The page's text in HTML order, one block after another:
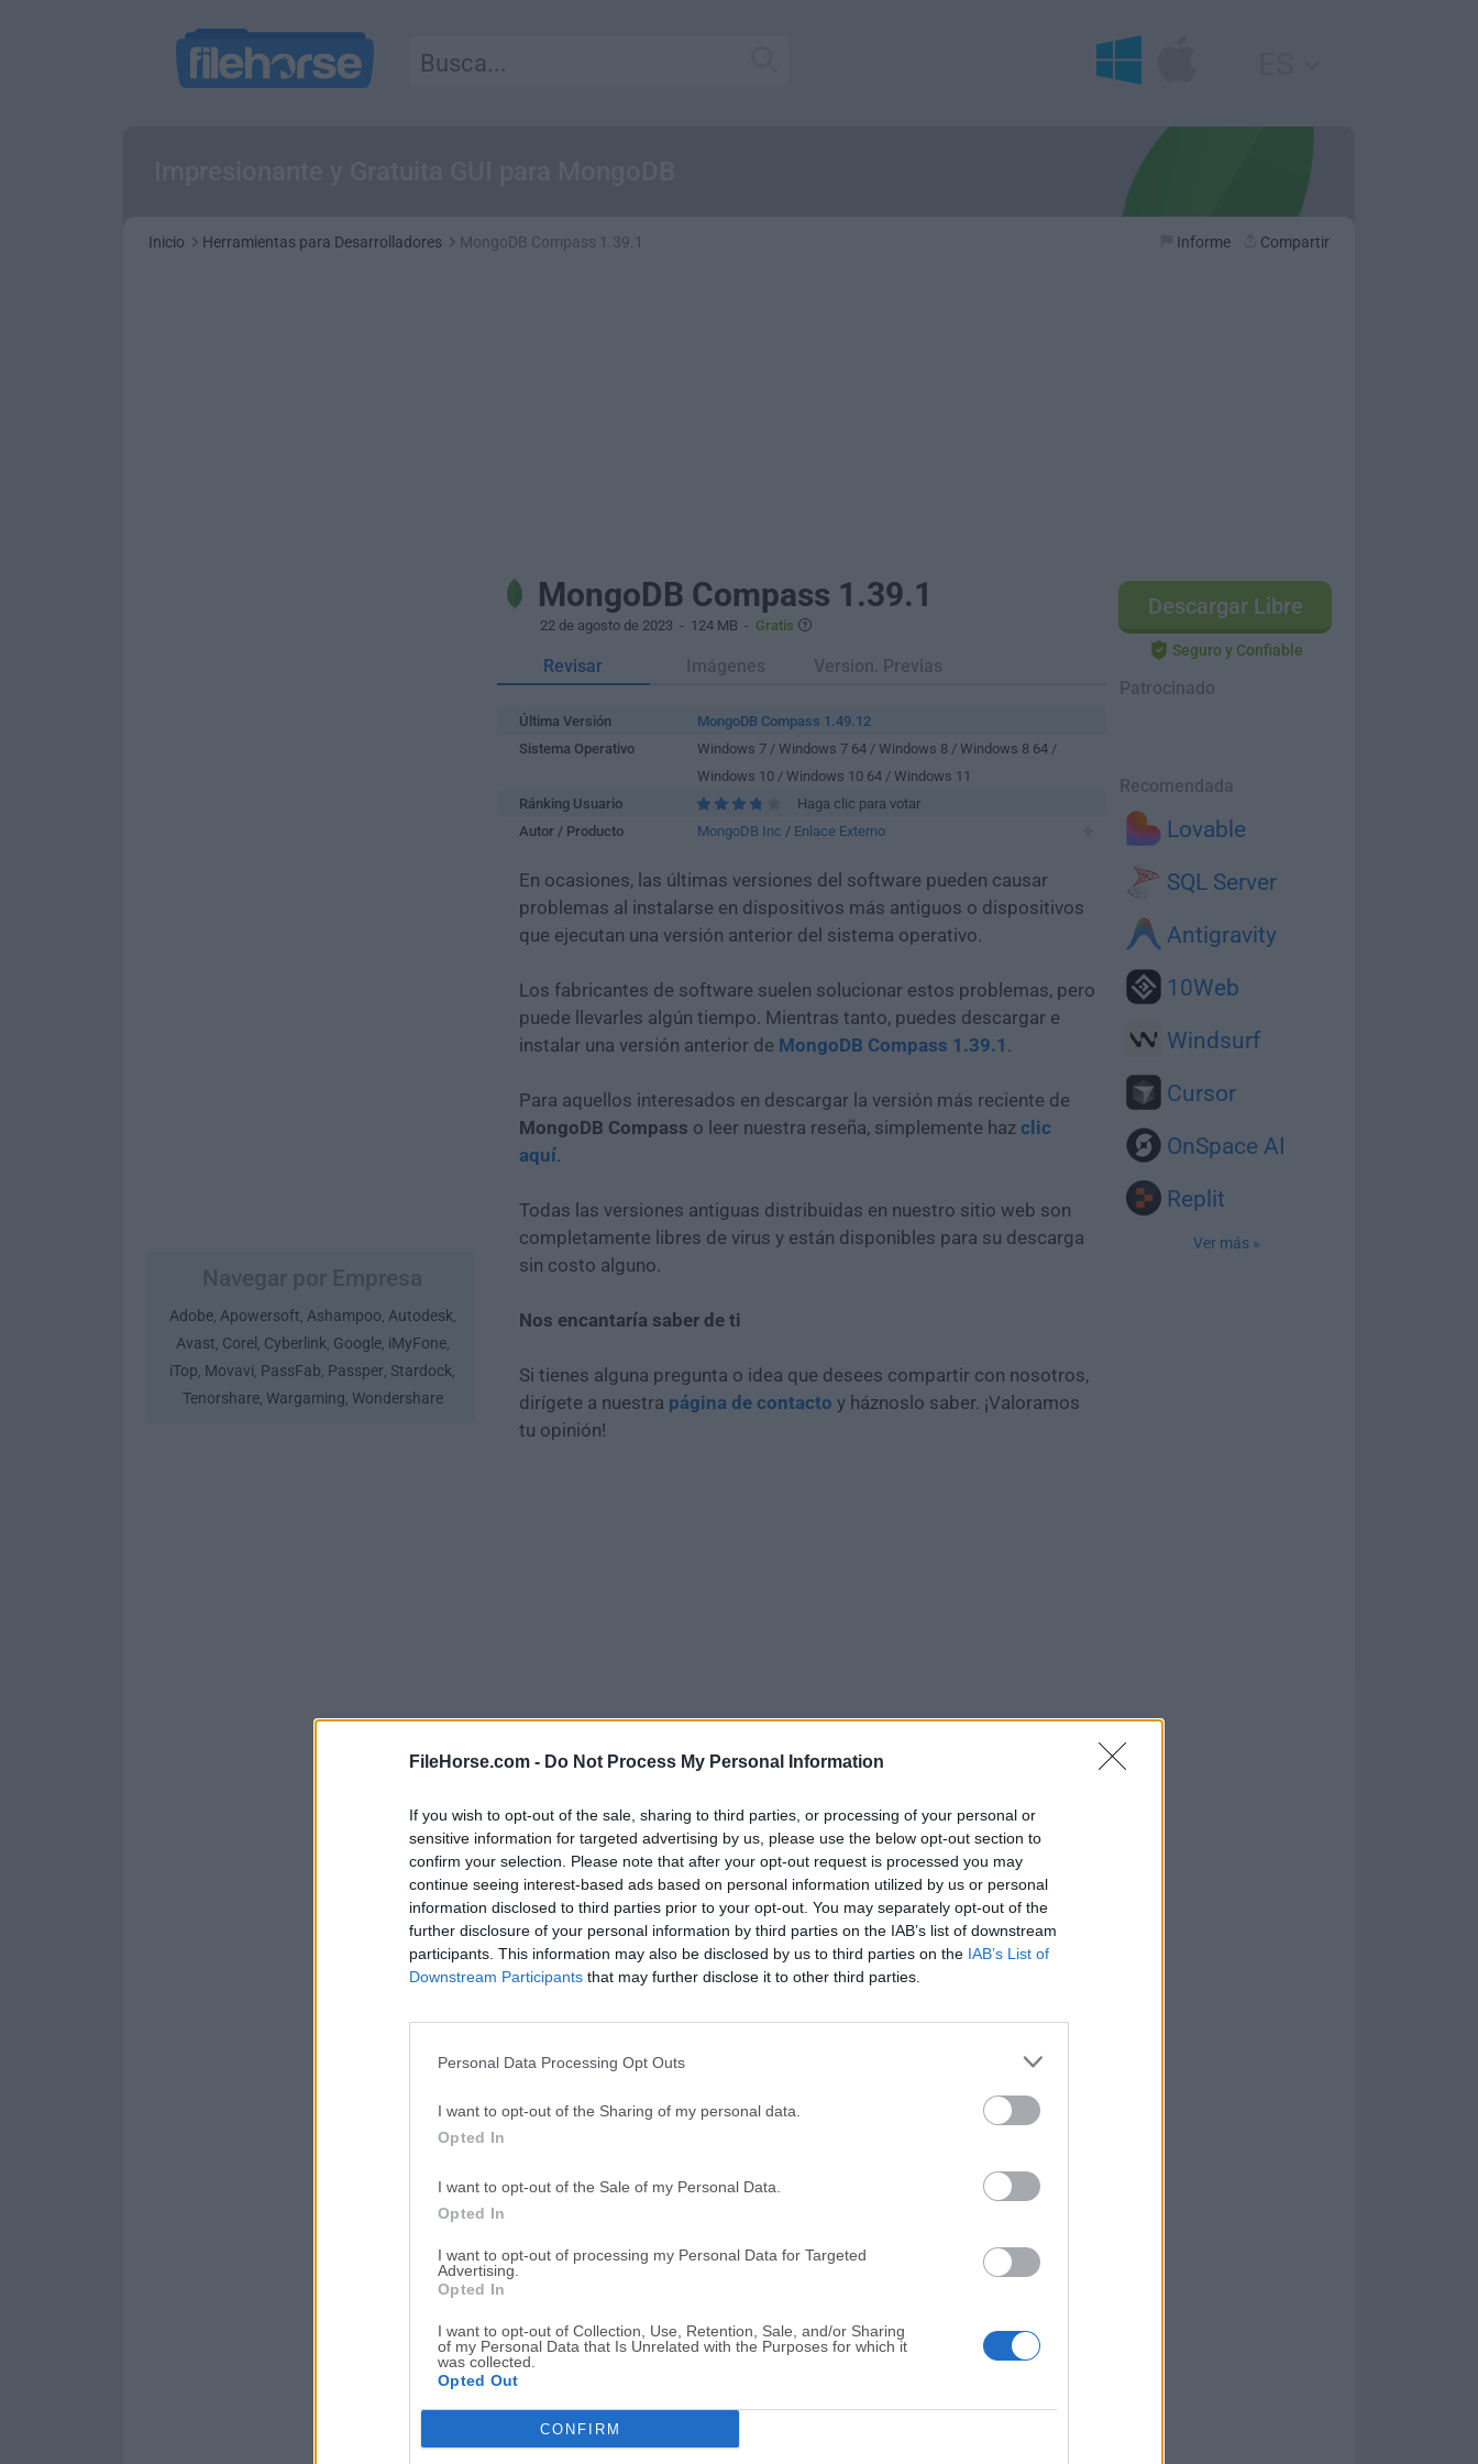
FileHorse.com - Do Not Process My Personal Information
If you wish to opt-out of the sale, sharing to third parties, or processing of your personal or
sensitive information for targeted advertising by us, please use the below opt-out section to
confirm your selection. Please note that after your opt-out request is processed you may
continue seeing interest-based ads based on personal information utilized by us or personal
information disclosed to third parties prior to your opt-out. You may separately opt-out of the
further disclosure of your personal information by third parties on the IAB’s list of downstream
participants. This information may also be disclosed by us to third parties on the IAB’s List of
Downstream Participants that may further disclose it to other third parties.
Personal Data Processing Opt Outs
I want to opt-out of the Sharing of my personal data.
Opted In
I want to opt-out of the Sale of my Personal Data.
Opted In
I want to opt-out of processing my Personal Data for Targeted
Advertising.
Opted In
I want to opt-out of Collection, Use, Retention, Sale, and/or Sharing
of my Personal Data that Is Unrelated with the Purposes for which it
was collected.
Opted Out
CONFIRM
Inicio Herramientas para Desarrolladores MongoDB Compass 1.39.1 Informe Compartir
Adobe, Apowersoft, Ashampoo, Autodesk,
Avast, Corel , Cyberlink, Google, iMyFone,
iTop, Movavi, PassFab, Passper, Stardock,
Tenorshare, Wargaming, Wondershare
Descargar Libre
Seguro y Confiable
Patrocinado
Recomendada
Lovable
SQL Server
Antigravity
10Web
Windsurf
Cursor
OnSpace AI
Replit
Ver más »
MongoDB Compass 1.39.1
22 de agosto de 2023 - 124 MB - Gratis
Revisar Imágenes Version. Previas
Última Versión
MongoDB Compass 1.49.12
Sistema Operativo
Windows 7 / Windows 7 64 / Windows 8 / Windows 8 64 /
Windows 10 / Windows 10 64 / Windows 11
Ránking Usuario
Haga clic para votar
Autor / Producto
MongoDB Inc / Enlace Externo
En ocasiones, las últimas versiones del software pueden causar
problemas al instalarse en dispositivos más antiguos o dispositivos
que ejecutan una versión anterior del sistema operativo.
Los fabricantes de software suelen solucionar estos problemas, pero
puede llevarles algún tiempo. Mientras tanto, puedes descargar e
instalar una versión anterior de MongoDB Compass 1.39.1 .
Para aquellos interesados en descargar la versión más reciente de
MongoDB Compass o leer nuestra reseña, simplemente haz clic
aquí.
Todas las versiones antiguas distribuidas en nuestro sitio web son
completamente libres de virus y están disponibles para su descarga
sin costo alguno.
Nos encantaría saber de ti
Si tienes alguna pregunta o idea que desees compartir con nosotros,
dirígete a nuestra página de contacto y háznoslo saber. ¡Valoramos
tu opinión!
¿Por qué se publica esta aplicación en Filehorse? (Más información
Imágenes
Top Descargas
Opera
Photoshop
GTA 6 CapCut
PC Repair
PC Repair Tool 2026
Hero Wars
Hero Wars - Online Action Game
TradingView
TradingView - Trusted by 100 Million Traders
Halo: Campaign